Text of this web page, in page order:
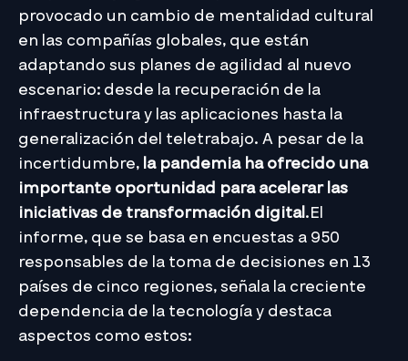
provocado un cambio de mentalidad cultural
en las compañías globales, que están
adaptando sus planes de agilidad al nuevo
escenario: desde la recuperación de la
infraestructura y las aplicaciones hasta la
generalización del teletrabajo. A pesar de la
incertidumbre, la pandemia ha ofrecido una
importante oportunidad para acelerar las
iniciativas de transformación digital.El
informe, que se basa en encuestas a 950
responsables de la toma de decisiones en 13
países de cinco regiones, señala la creciente
dependencia de la tecnología y destaca
aspectos como estos: